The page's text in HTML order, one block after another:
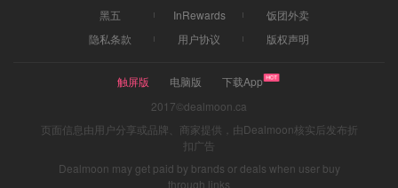
在同一家保险公司购买房屋保险和汽车保险的客户可享
混合动力车可享优惠；
安装了雪胎的车辆可享优惠（如安省）；
全日制学生或可享受优惠；
年满65岁的退休人士可享优惠（部分地区）；
黑五
InRewards
饭团外卖
隐私条款
用户协议 版权声明
触屏版 电脑版
下载App
2017©dealmoon.ca
页面信息由用户分享或品牌、商家提供，由Dealmoon核实后发布折
扣广告
Dealmoon may get paid by brands or deals when user buy
through links